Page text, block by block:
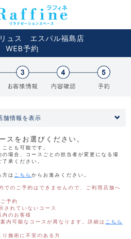
ュス エスパル福島店
WEB予約
舗情報を表示
スをお選びください。
とも可能です。
場合、コースごとの担当者が変更になる場
承ください。
方は こちら からお進みください。
でのご予約はできませんので、ご利用店舗へ
予約
されていないコース
内のお客様
内可能なコースが異なります。詳細は こちら
施術に不安のある方